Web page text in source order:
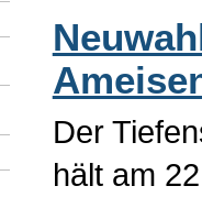
Der
hält am